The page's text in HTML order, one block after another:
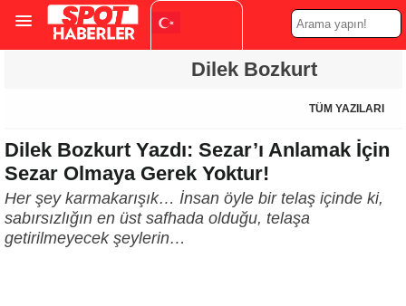
Turkish ▼
Dilek Bozkurt
TÜM YAZILARI
Dilek Bozkurt Yazdı: Sezar’ı Anlamak İçin
Sezar Olmaya Gerek Yoktur!
Her şey karmakarışık… İnsan öyle bir telaş içinde ki,
sabırsızlığın en üst safhada olduğu, telaşa
getirilmeyecek şeylerin…